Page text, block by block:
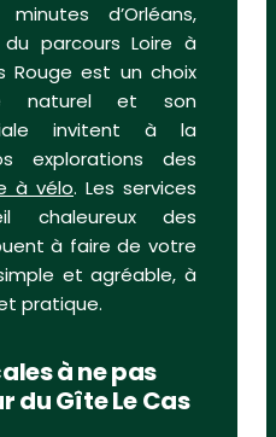
d’Orléans,
parcours Loire à
Rouge est un choix
naturel et son
invitent à la
explorations des
à vélo. Les services
chaleureux des
à faire de votre
et agréable, à
pratique.
à ne pas
du Gîte Le Cas